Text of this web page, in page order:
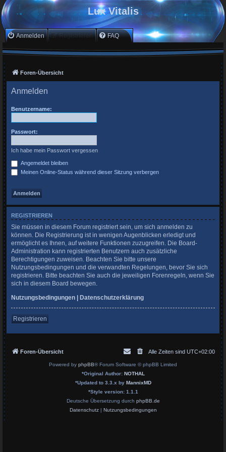
Lux Vitalis
Anmelden Registrieren FAQ
Foren-Übersicht
Anmelden
Benutzername:
Passwort:
Ich habe mein Passwort vergessen
Angemeldet bleiben
Meinen Online-Status während dieser Sitzung verbergen
REGISTRIEREN
Sie müssen in diesem Forum registriert sein, um sich anmelden zu
können. Die Registrierung ist in wenigen Augenblicken erledigt und
ermöglicht es Ihnen, auf weitere Funktionen zuzugreifen. Die Board-
Administration kann registrierten Benutzern auch zusätzliche
Berechtigungen zuweisen. Beachten Sie bitte unsere
Nutzungsbedingungen und die verwandten Regelungen, bevor Sie sich
registrieren. Bitte beachten Sie auch die jeweiligen Forenregeln, wenn Sie
sich in diesem Board bewegen.
Nutzungsbedingungen | Datenschutzerklärung
Registrieren
Foren-Übersicht Alle Zeiten sind UTC+02:00
Powered by phpBB® Forum Software © phpBB Limited
*Original Author: NOTHAL
*Updated to 3.3.x by MannixMD
*Style version: 1.1.1
Deutsche Übersetzung durch phpBB.de
Datenschutz| Nutzungsbedingungen